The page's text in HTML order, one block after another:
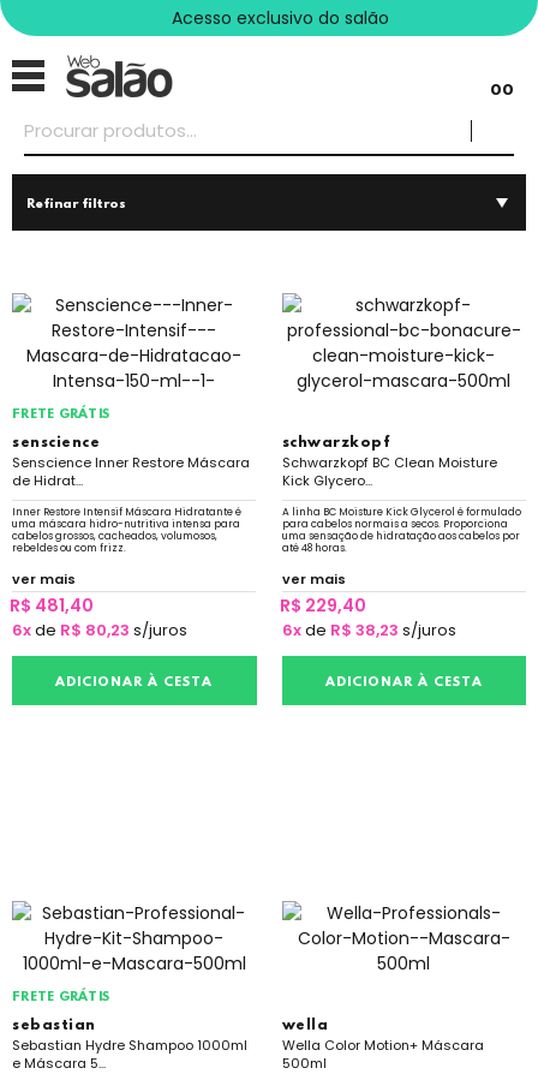
Acesso exclusivo do salão
00
Refinar filtros
FRETE GRÁTIS
senscience
Senscience Inner Restore Máscara
de Hidrat...
Inner Restore Intensif Máscara Hidratante é
uma máscara hidro-nutritiva intensa para
cabelos grossos, cacheados, volumosos,
rebeldes ou com frizz.
ver mais
R$ 481,40
6xde R$ 80,23 s/juros
ADICIONAR À CESTA
schwarzkopf
Schwarzkopf BC Clean Moisture
Kick Glycero...
A linha BC Moisture Kick Glycerol é formulado
para cabelos normais a secos. Proporciona
uma sensação de hidratação aos cabelos por
até 48 horas.
ver mais
R$ 229,40
6xde R$ 38,23 s/juros
ADICIONAR À CESTA
FRETE GRÁTIS
sebastian
Sebastian Hydre Shampoo 1000ml
e Máscara 5...
wella
Wella Color Motion+ Máscara
500ml